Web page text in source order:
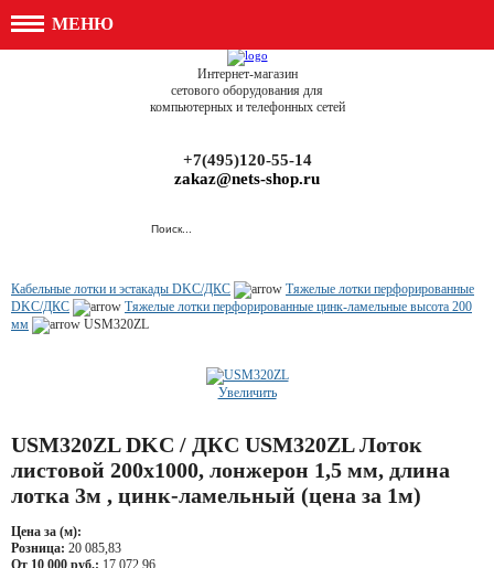
МЕНЮ
Интернет-магазин
сетового оборудования для
компьютерных и телефонных сетей
+7(495)120-55-14
zakaz@nets-shop.ru
Кабельные лотки и эстакады DKC/ДКС
Тяжелые лотки перфорированные
DKC/ДКС
Тяжелые лотки перфорированные цинк-ламельные высота 200
мм
USM320ZL
Увеличить
USM320ZL DKC / ДКС USM320ZL Лоток
листовой 200x1000, лонжерон 1,5 мм, длина
лотка 3м , цинк-ламельный (цена за 1м)
Цена за (м):
Розница: 20 085,83
От 10 000 руб.: 17 072,96